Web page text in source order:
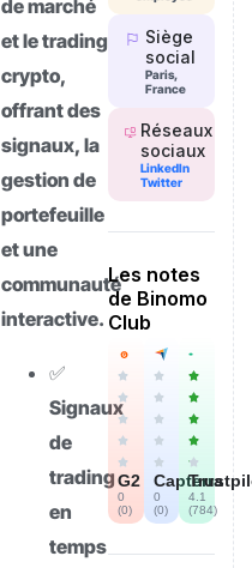
de marché
et le trading
crypto,
offrant des
signaux, la
gestion de
portefeuille
et une
communauté
interactive.
✅
Signaux
de
trading
en
temps
Siège
social
Paris,
France
Réseaux
sociaux
LinkedIn
Twitter
Les notes
de Binomo
Club
G2
0
(0)
Capterra
0
(0)
4.1
(784)